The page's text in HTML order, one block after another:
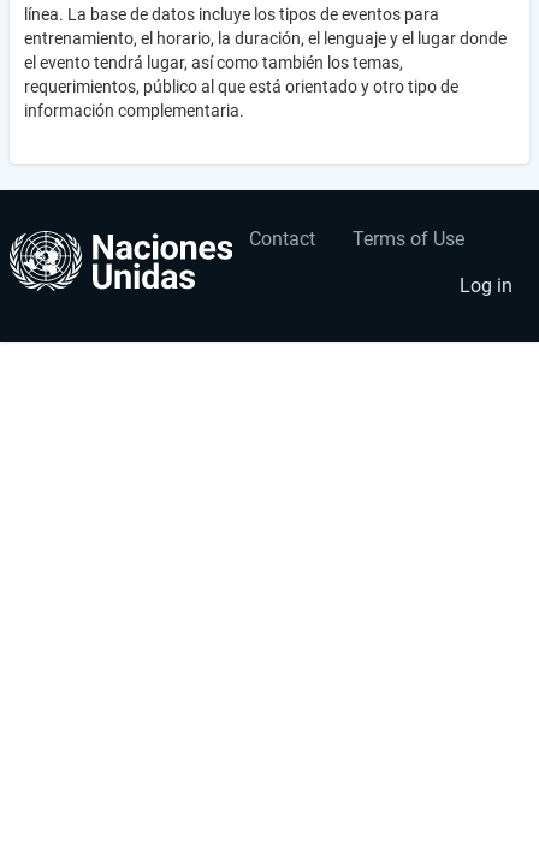
línea. La base de datos incluye los tipos de eventos para
entrenamiento, el horario, la duración, el lenguaje y el lugar donde
el evento tendrá lugar, así como también los temas,
requerimientos, público al que está orientado y otro tipo de
información complementaria.
Footer
Contact Terms of Use
User
account
menu
Log in